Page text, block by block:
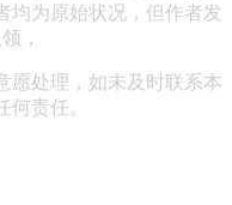
均为原始状况，但作者发
，
愿处理，如未及时联系本
何责任。